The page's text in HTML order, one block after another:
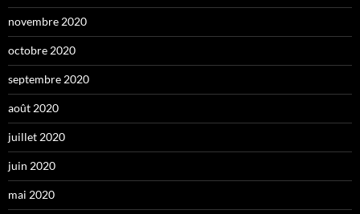
novembre 2020
octobre 2020
septembre 2020
août 2020
juillet 2020
juin 2020
mai 2020